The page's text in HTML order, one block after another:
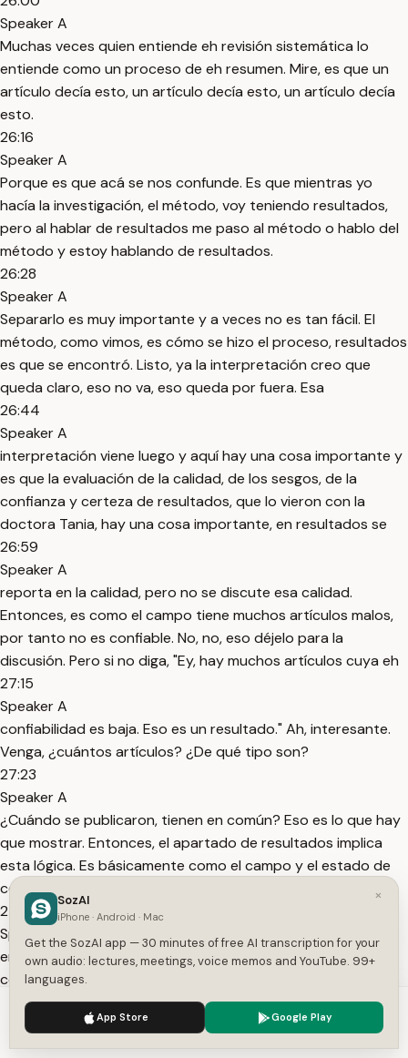
Speaker A
Muchas veces quien entiende eh revisión sistemática lo
entiende como un proceso de eh resumen. Mire, es que un
artículo decía esto, un artículo decía esto, un artículo decía
esto.
26:16
Speaker A
Porque es que acá se nos confunde. Es que mientras yo
hacía la investigación, el método, voy teniendo resultados,
pero al hablar de resultados me paso al método o hablo del
método y estoy hablando de resultados.
26:28
Speaker A
Separarlo es muy importante y a veces no es tan fácil. El
método, como vimos, es cómo se hizo el proceso, resultados
es que se encontró. Listo, ya la interpretación creo que
queda claro, eso no va, eso queda por fuera. Esa
26:44
Speaker A
interpretación viene luego y aquí hay una cosa importante y
es que la evaluación de la calidad, de los sesgos, de la
confianza y certeza de resultados, que lo vieron con la
doctora Tania, hay una cosa importante, en resultados se
26:59
Speaker A
reporta en la calidad, pero no se discute esa calidad.
Entonces, es como el campo tiene muchos artículos malos,
por tanto no es confiable. No, no, eso déjelo para la
discusión. Pero si no diga, "Ey, hay muchos artículos cuya eh
27:15
Speaker A
confiabilidad es baja. Eso es un resultado." Ah, interesante.
Venga, ¿cuántos artículos? ¿De qué tipo son?
27:23
Speaker A
¿Cuándo se publicaron, tienen en común? Eso es lo que hay
que mostrar. Entonces, el apartado de resultados implica
esta lógica. Es básicamente como el campo y el estado de
conocimiento no puede hablar por sí mismo, no es una
27:39
Speaker A
entidad. Vamos nosotros a hablar por él. Vamos a contar
cómo está el estado de conocimiento del tema que nos
interesa respecto a la pregunta que le hicimos.
27:50
Speaker A
We use cookies to enhance your experience.
×
SozAI
iPhone · Android · Mac
Get the SozAI app — 30 minutes of free AI transcription for your
own audio: lectures, meetings, voice memos and YouTube. 99+
languages.
App Store Google Play